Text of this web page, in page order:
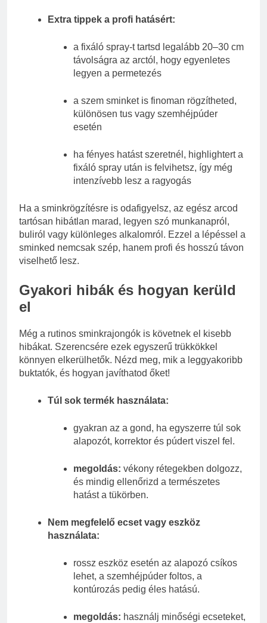
Extra tippek a profi hatásért:
a fixáló spray-t tartsd legalább 20–30 cm
távolságra az arctól, hogy egyenletes
legyen a permetezés
a szem sminket is finoman rögzítheted,
különösen tus vagy szemhéjpúder
esetén
ha fényes hatást szeretnél, highlightert a
fixáló spray után is felvihetsz, így még
intenzívebb lesz a ragyogás
Ha a sminkrögzítésre is odafigyelsz, az egész arcod
tartósan hibátlan marad, legyen szó munkanapról,
buliról vagy különleges alkalomról. Ezzel a lépéssel a
sminked nemcsak szép, hanem profi és hosszú távon
viselhető lesz.
Gyakori hibák és hogyan kerüld
el
Még a rutinos sminkrajongók is követnek el kisebb
hibákat. Szerencsére ezek egyszerű trükkökkel
könnyen elkerülhetők. Nézd meg, mik a leggyakoribb
buktatók, és hogyan javíthatod őket!
Túl sok termék használata:
gyakran az a gond, ha egyszerre túl sok
alapozót, korrektor és púdert viszel fel.
megoldás: vékony rétegekben dolgozz,
és mindig ellenőrizd a természetes
hatást a tükörben.
Nem megfelelő ecset vagy eszköz
használata:
rossz eszköz esetén az alapozó csíkos
lehet, a szemhéjpúder foltos, a
kontúrozás pedig éles hatású.
megoldás: használj minőségi ecseteket,